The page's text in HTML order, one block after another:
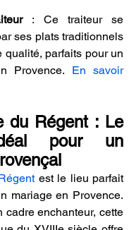
: Ce traiteur se
ses plats traditionnels
qualité, parfaits pour un
Provence. En savoir
du Régent : Le
pour un
est le lieu parfait
mariage en Provence.
cadre enchanteur, cette